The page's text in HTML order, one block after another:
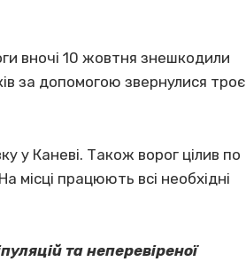
вночі 10 жовтня знешкодили
за допомогою звернулися троє
у Каневі. Також ворог цілив по
місці працюють всі необхідні
та неперевіреної